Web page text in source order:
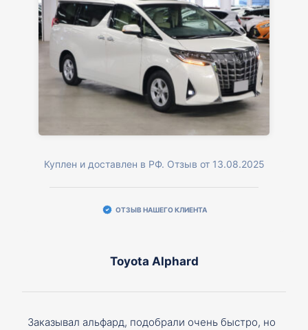
Куплен и доставлен в РФ. Отзыв от 13.08.2025
ОТЗЫВ НАШЕГО КЛИЕНТА
Toyota Alphard
Заказывал альфард, подобрали очень быстро, но